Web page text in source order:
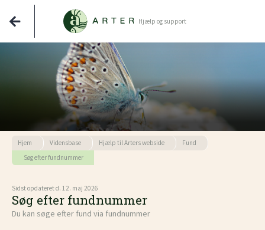
Hjælp og support
Hjem Vidensbase Hjælp til Arters webside
Fund
Søg efter fundnummer
Sidst opdateret d. 12. maj 2026
Søg efter fundnummer
Du kan søge efter fund via fundnummer